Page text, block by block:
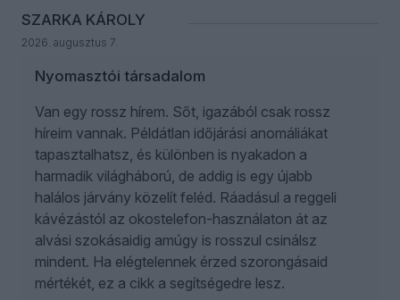
SZARKA KÁROLY
2026. augusztus 7.
Nyomasztói társadalom
Van egy rossz hírem. Sőt, igazából csak rossz
híreim vannak. Példátlan időjárási anomáliákat
tapasztalhatsz, és különben is nyakadon a
harmadik világháború, de addig is egy újabb
halálos járvány közelít feléd. Ráadásul a reggeli
kávézástól az okostelefon-használaton át az
alvási szokásaidig amúgy is rosszul csinálsz
mindent. Ha elégtelennek érzed szorongásaid
mértékét, ez a cikk a segítségedre lesz.